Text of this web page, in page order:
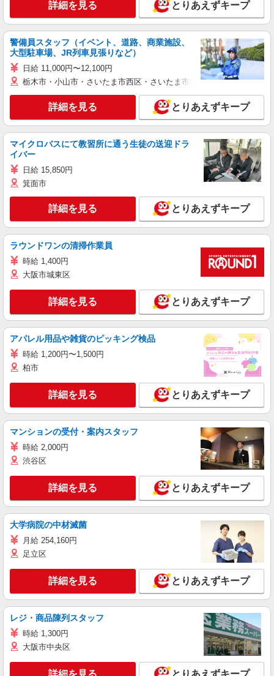
詳細を見る とりあえずキープ
警備員スタッフ（イベント、道路、商業施設、
大型駐車場、JR列車見張りなど）
日給 11,000円〜12,100円
栃木市・小山市・さいたま市西区・さいたま市岩槻区・久喜市・蓮田
詳細を見る とりあえずキープ
マイクロバスにて教習所に通う生徒の送迎ドラ
イバー
日給 15,850円
箕面市
詳細を見る とりあえずキープ
ラウンドワンの清掃作業員
時給 1,400円
大阪市城東区
詳細を見る とりあえずキープ
アパレル用品や雑貨のピッキング検品
時給 1,200円〜1,500円
柏市
詳細を見る とりあえずキープ
マンションの受付・案内スタッフ
時給 2,000円
渋谷区
詳細を見る とりあえずキープ
大学病院の中材滅菌
月給 254,160円
足立区
詳細を見る とりあえずキープ
レジ・商品陳列スタッフ
時給 1,300円
大阪市中央区